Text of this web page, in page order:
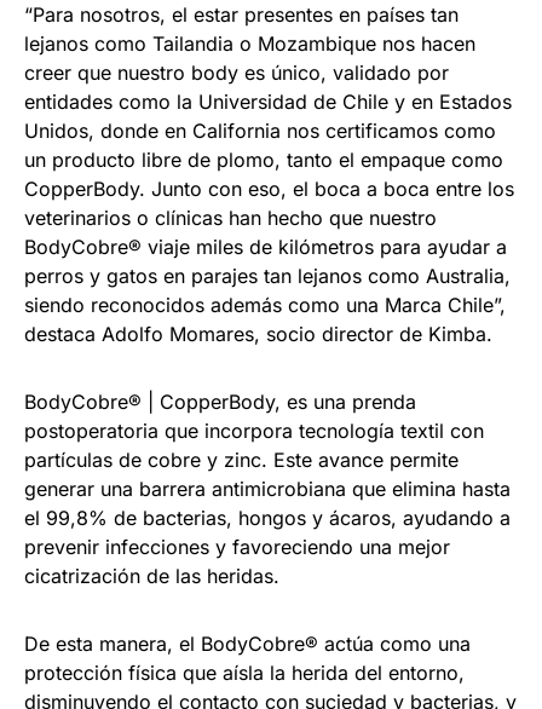
“Para nosotros, el estar presentes en países tan
lejanos como Tailandia o Mozambique nos hacen
creer que nuestro body es único, validado por
entidades como la Universidad de Chile y en Estados
Unidos, donde en California nos certificamos como
un producto libre de plomo, tanto el empaque como
CopperBody. Junto con eso, el boca a boca entre los
veterinarios o clínicas han hecho que nuestro
BodyCobre® viaje miles de kilómetros para ayudar a
perros y gatos en parajes tan lejanos como Australia,
siendo reconocidos además como una Marca Chile”,
destaca Adolfo Momares, socio director de Kimba.
BodyCobre® | CopperBody, es una prenda
postoperatoria que incorpora tecnología textil con
partículas de cobre y zinc. Este avance permite
generar una barrera antimicrobiana que elimina hasta
el 99,8% de bacterias, hongos y ácaros, ayudando a
prevenir infecciones y favoreciendo una mejor
cicatrización de las heridas.
De esta manera, el BodyCobre® actúa como una
protección física que aísla la herida del entorno,
disminuyendo el contacto con suciedad y bacterias, y